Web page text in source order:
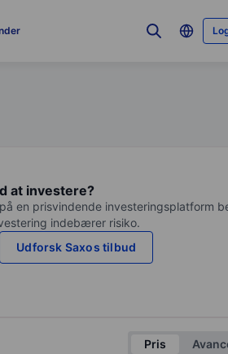
at investere?
en prisvindende investeringsplatform
indebærer risiko.
Udforsk Saxos tilbud
Pris